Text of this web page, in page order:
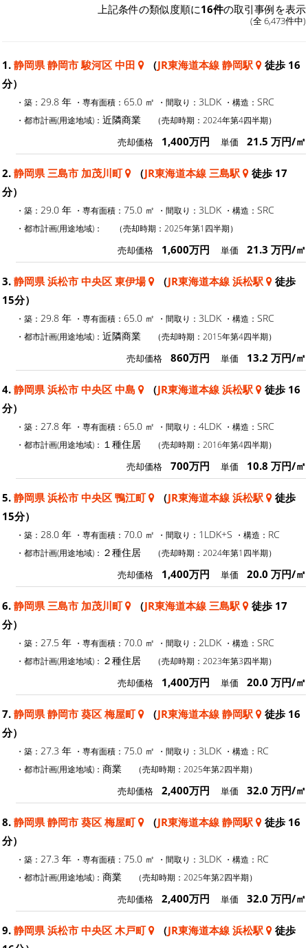
上記条件の類似度順に16件の取引事例を表示
(全 6,473件中)
1. 静岡県 静岡市 駿河区 中田 （JR東海道本線 静岡駅
徒歩 16
分）
・築： 29.8 年 ・専有面積： 65.0 ㎡ ・間取り： 3LDK ・構造： SRC
・都市計画(用途地域)： 近隣商業 （売却時期：2024年第4四半期）
売却価格 1,400万円 単価 21.5 万円/㎡
2. 静岡県 三島市 加茂川町 （JR東海道本線 三島駅
徒歩 17
分）
・築： 29.0 年 ・専有面積： 75.0 ㎡ ・間取り： 3LDK ・構造： SRC
・都市計画(用途地域)： （売却時期：2025年第1四半期）
売却価格 1,600万円 単価 21.3 万円/㎡
3. 静岡県 浜松市 中央区 東伊場 （JR東海道本線 浜松駅
徒歩
15分）
・築： 29.8 年 ・専有面積： 65.0 ㎡ ・間取り： 3LDK ・構造： SRC
・都市計画(用途地域)： 近隣商業 （売却時期：2015年第4四半期）
売却価格 860万円 単価 13.2 万円/㎡
4. 静岡県 浜松市 中央区 中島 （JR東海道本線 浜松駅
徒歩 16
分）
・築： 27.8 年 ・専有面積： 65.0 ㎡ ・間取り： 4LDK ・構造： SRC
・都市計画(用途地域)： １種住居 （売却時期：2016年第4四半期）
売却価格 700万円 単価 10.8 万円/㎡
5. 静岡県 浜松市 中央区 鴨江町 （JR東海道本線 浜松駅
徒歩
15分）
・築： 28.0 年 ・専有面積： 70.0 ㎡ ・間取り： 1LDK+S ・構造： RC
・都市計画(用途地域)： ２種住居 （売却時期：2024年第1四半期）
売却価格 1,400万円 単価 20.0 万円/㎡
6. 静岡県 三島市 加茂川町 （JR東海道本線 三島駅
徒歩 17
分）
・築： 27.5 年 ・専有面積： 70.0 ㎡ ・間取り： 2LDK ・構造： SRC
・都市計画(用途地域)： ２種住居 （売却時期：2023年第3四半期）
売却価格 1,400万円 単価 20.0 万円/㎡
7. 静岡県 静岡市 葵区 梅屋町 （JR東海道本線 静岡駅
徒歩 16
分）
・築： 27.3 年 ・専有面積： 75.0 ㎡ ・間取り： 3LDK ・構造： RC
・都市計画(用途地域)： 商業 （売却時期：2025年第2四半期）
売却価格 2,400万円 単価 32.0 万円/㎡
8. 静岡県 静岡市 葵区 梅屋町 （JR東海道本線 静岡駅
徒歩 16
分）
・築： 27.3 年 ・専有面積： 75.0 ㎡ ・間取り： 3LDK ・構造： RC
・都市計画(用途地域)： 商業 （売却時期：2025年第2四半期）
売却価格 2,400万円 単価 32.0 万円/㎡
9. 静岡県 浜松市 中央区 木戸町 （JR東海道本線 浜松駅
徒歩